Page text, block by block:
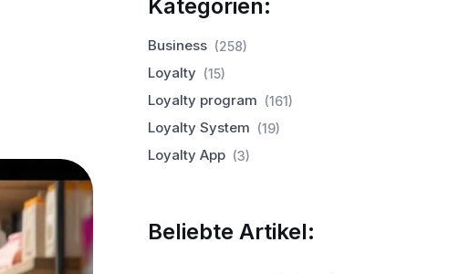
Kategorien:
Business (258)
Loyalty (15)
Loyalty program (161)
Loyalty System (19)
Loyalty App (3)
Beliebte Artikel: